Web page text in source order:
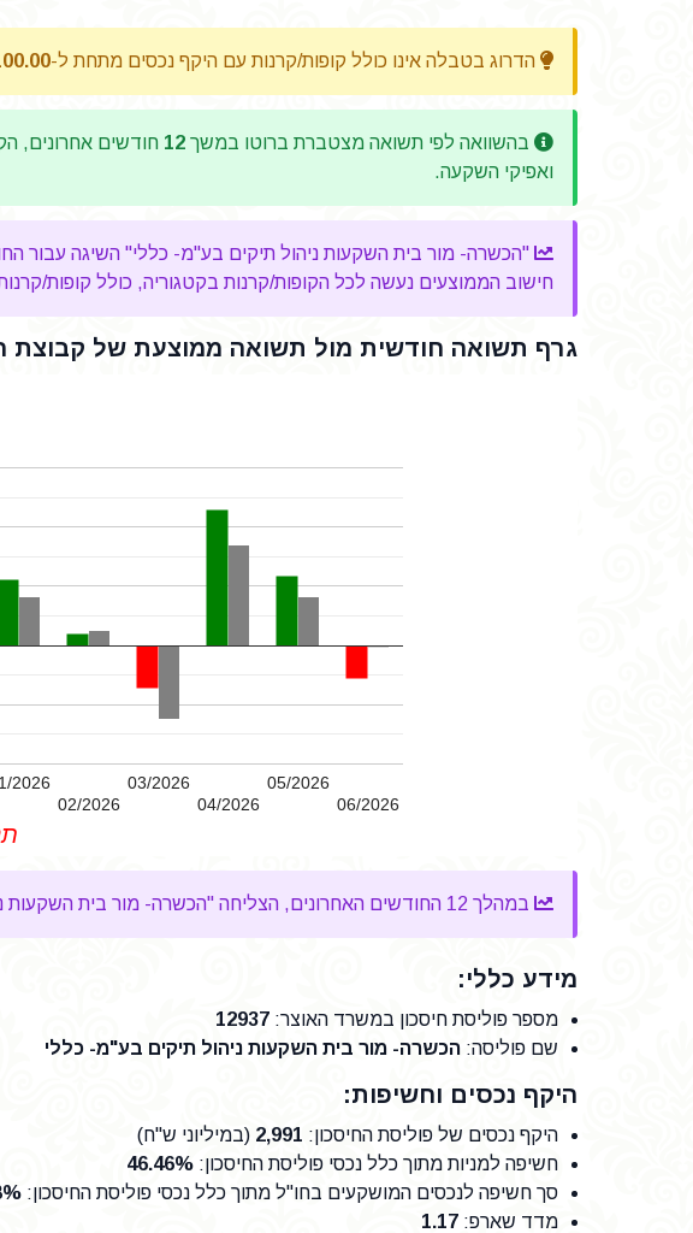
הדרוג בטבלה אינו כולל קופות/קרנות עם היקף נכסים מתחת ל-
בהשוואה לפי תשואה מצטברת ברוטו במשך 12 חודשים אחרונים,
ואפיקי השקעה.
"הכשרה- מור בית השקעות ניהול תיקים בע"מ- כללי" השיגה עבור החוסכים שלה ב-12 החודשים האחרונים,
חישוב הממוצעים נעשה לכל הקופות/קרנות בקטגוריה, כולל קופות/
גרף תשואה חודשית מול תשואה ממוצעת של קבוצת
2026
02/2026
03/2026
04/2026
05/2026
06/2026
במהלך 12 החודשים האחרונים, הצליחה "הכשרה- מור בית השקעות ניהול תיקים בע"מ- כללי" להשיג
מידע כללי:
מספר פוליסת חיסכון במשרד האוצר:
12937
שם פוליסה: הכשרה- מור בית השקעות ניהול תיקים בע"מ- כללי
היקף נכסים וחשיפות:
היקף נכסים של פוליסת החיסכון:
2,991 (במיליוני ש"ח)
חשיפה למניות מתוך כלל נכסי פוליסת החיסכון:
46.46%
סך חשיפה לנכסים המושקעים בחו"ל מתוך כלל נכסי פוליסת החיסכון:
מדד שארפ:
1.17